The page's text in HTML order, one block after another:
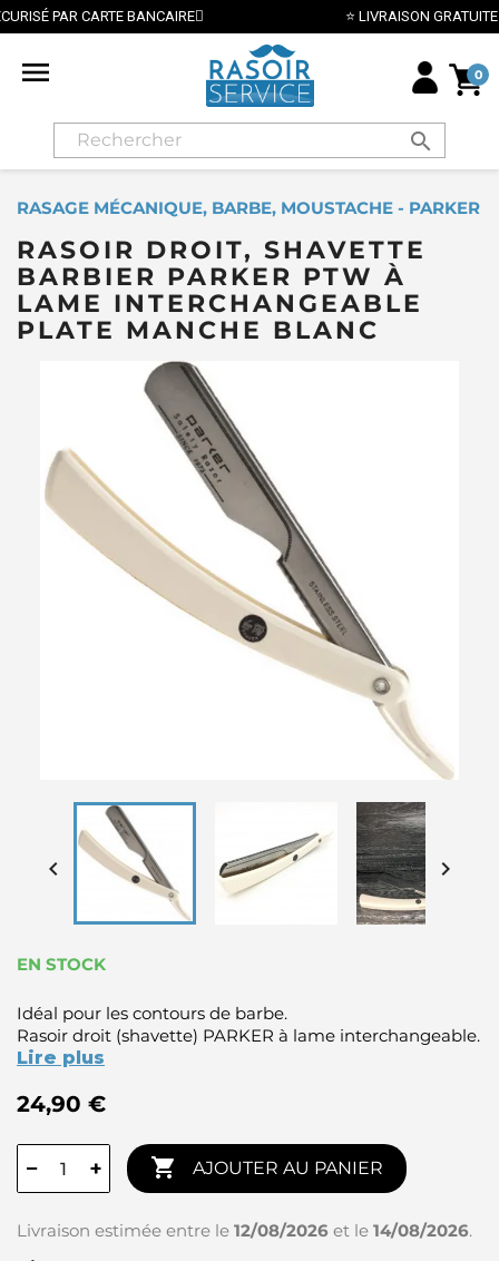
⭐ LIVRAISON GRATUITE EN FRANCE MÉTROPOLITAINE DÈS 70€ ⭐
 0
search
RASAGE MÉCANIQUE, BARBE, MOUSTACHE - PARKER
RASOIR DROIT, SHAVETTE
BARBIER PARKER PTW À
LAME INTERCHANGEABLE
PLATE MANCHE BLANC
 
EN STOCK
Idéal pour les contours de barbe.
Rasoir droit (shavette) PARKER à lame interchangeable.
Lire plus
24,90 €
− +  AJOUTER AU PANIER
Livraison estimée entre le 12/08/2026 et le 14/08/2026.